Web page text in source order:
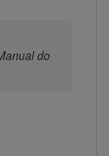
do